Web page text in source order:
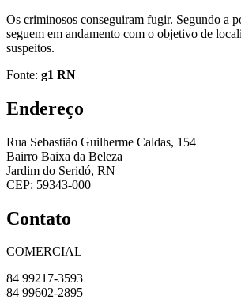
Os criminosos conseguiram fugir. Segundo a
seguem em andamento com o objetivo de
suspeitos.
Fonte: g1 RN
Endereço
Rua Sebastião Guilherme Caldas, 154
Bairro Baixa da Beleza
Jardim do Seridó, RN
CEP: 59343-000
Contato
COMERCIAL
84 99217-3593
84 99602-2895